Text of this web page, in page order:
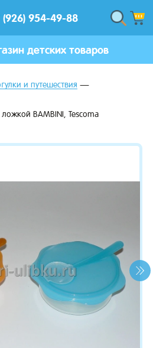
(926) 954-49-88
детских товаров
и путешествия
BAMBINI, Tescoma